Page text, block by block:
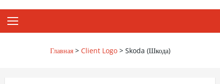
Главная> Client Logo> Skoda (Шкода)